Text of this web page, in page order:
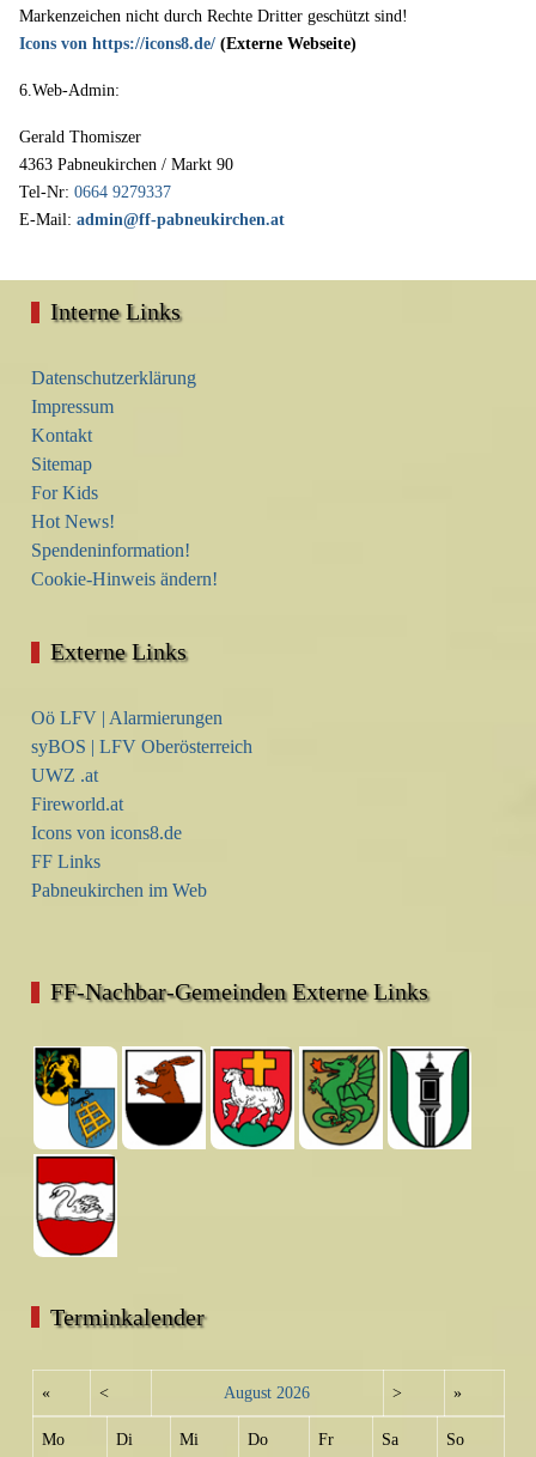
Markenzeichen nicht durch Rechte Dritter geschützt sind!
Icons von https://icons8.de/ (Externe Webseite)
6.Web-Admin:
Gerald Thomiszer
4363 Pabneukirchen / Markt 90
Tel-Nr:0664 9279337
E-Mail: admin@ff-pabneukirchen.at
Interne Links
Datenschutzerklärung
Impressum
Kontakt
Sitemap
For Kids
Hot News!
Spendeninformation!
Cookie-Hinweis ändern!
Externe Links
Oö LFV | Alarmierungen
syBOS | LFV Oberösterreich
UWZ .at
Fireworld.at
Icons von icons8.de
FF Links
Pabneukirchen im Web
FF-Nachbar-Gemeinden Externe Links
Terminkalender
« < August 2026 > »
Mo Di Mi Do Fr Sa So